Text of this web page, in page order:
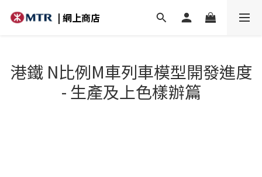
| 網上商店
港鐵 N比例M車列車模型開發進度
- 生產及上色樣辦篇